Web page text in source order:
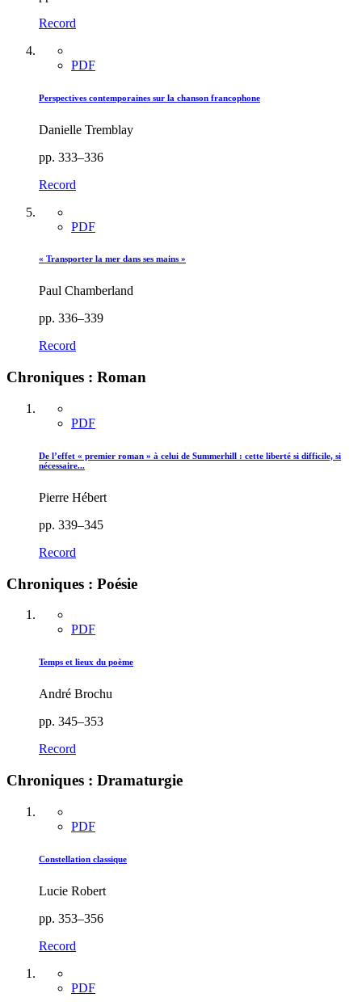
Record
PDF
Perspectives contemporaines sur la chanson francophone
Danielle Tremblay
pp. 333–336
Record
PDF
« Transporter la mer dans ses mains »
Paul Chamberland
pp. 336–339
Record
Chroniques : Roman
PDF
De l’effet « premier roman » à celui de Summerhill : cette liberté si difficile, si
nécessaire...
Pierre Hébert
pp. 339–345
Record
Chroniques : Poésie
PDF
Temps et lieux du poème
André Brochu
pp. 345–353
Record
Chroniques : Dramaturgie
PDF
Constellation classique
Lucie Robert
pp. 353–356
Record
PDF